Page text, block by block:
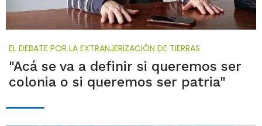
EL DEBATE POR LA EXTRANJERIZACIÓN DE TIERRAS
"Acá se va a definir si queremos ser
colonia o si queremos ser patria"